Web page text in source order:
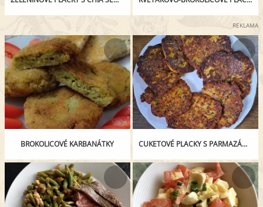
REKLAMA
BROKOLICOVÉ KARBANÁTKY CUKETOVÉ PLACKY S PARMAZÁNEM